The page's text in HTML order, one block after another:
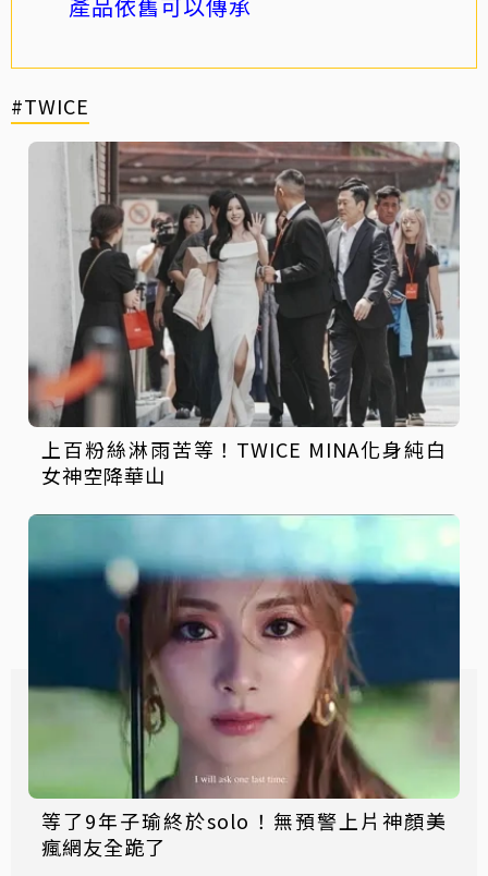
#TWICE
上百粉絲淋雨苦等！TWICE MINA化身純白
女神空降華山
等了9年子瑜終於solo！無預警上片神顏美
瘋網友全跪了